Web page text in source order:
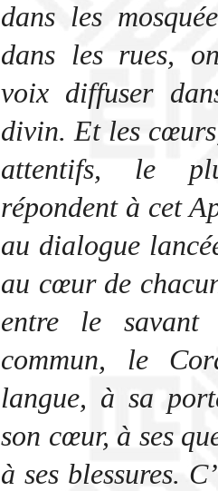
dans les
dans les rues,
voix diffuser
divin. Et les
attentifs, le
répondent à cet
au dialogue
au cœur de
entre le savant
commun, le
langue, à sa
son cœur, à ses
à ses blessures.